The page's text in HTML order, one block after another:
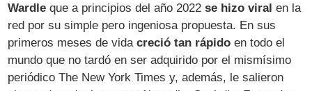
Wardle que a principios del año 2022se hizo viral en la
red por su simple pero ingeniosa propuesta. En sus
primeros meses de vidacreció tan rápido en todo el
mundo que no tardó en ser adquirido por el mismísimo
periódico The New York Times y, además, le salieron